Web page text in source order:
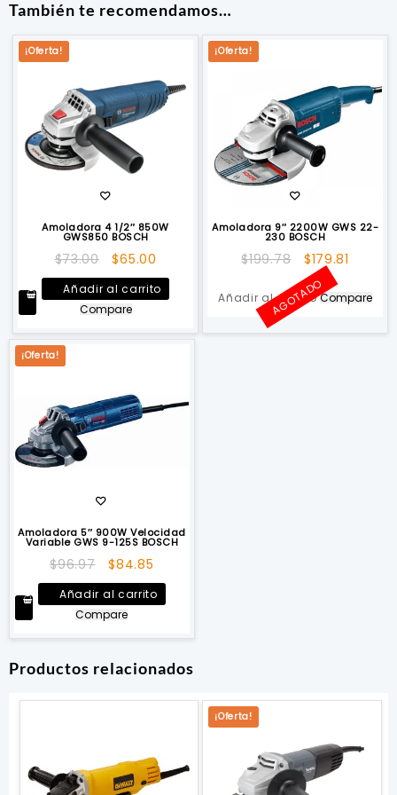
También te recomendamos…
¡Oferta!
Amoladora 4 1/2″ 850W
GWS850 BOSCH
$73.00
El
precio
original
era:
$73.00.
$65.00
precio
actual
$65.00.
Añadir al carrito
Compare
¡Oferta!
Amoladora 9″ 2200W GWS 22-
230 BOSCH
$199.78
El
precio
original
$199.78.
$179.81
actual
$179.81.
Añadir al carrito
AGOTADOCompare
¡Oferta!
Amoladora 5″ 900W Velocidad
Variable GWS 9-125S BOSCH
$96.97
El
precio
original
era:
$96.97.
$84.85
precio
actual
$84.85.
Añadir al carrito
Compare
Productos relacionados
¡Oferta!